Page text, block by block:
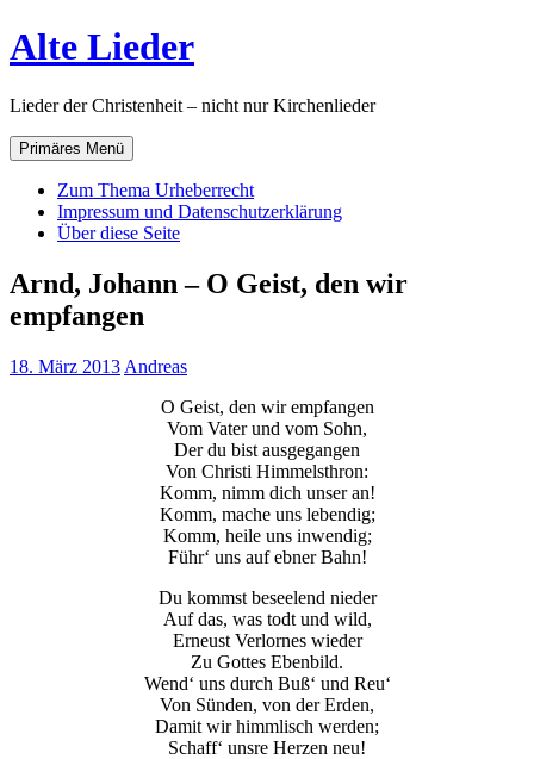
Zum
Inhalt
Alte Lieder
Lieder der Christenheit – nicht nur Kirchenlieder
Primäres Menü
Zum Thema Urheberrecht
Impressum und Datenschutzerklärung
Über diese Seite
Arnd, Johann – O Geist, den wir
empfangen
18. März 2013 Andreas
O Geist, den wir empfangen
Vom Vater und vom Sohn,
Der du bist ausgegangen
Von Christi Himmelsthron:
Komm, nimm dich unser an!
Komm, mache uns lebendig;
Komm, heile uns inwendig;
Führ‘ uns auf ebner Bahn!
Du kommst beseelend nieder
Auf das, was todt und wild,
Erneust Verlornes wieder
Zu Gottes Ebenbild.
Wend‘ uns durch Buß‘ und Reu‘
Von Sünden, von der Erden,
Damit wir himmlisch werden;
Schaff‘ unsre Herzen neu!